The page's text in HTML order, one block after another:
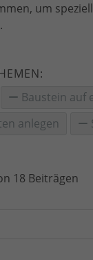
um
Baustein auf
anlegen
18 Beiträgen